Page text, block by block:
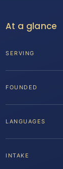
At a glance
SERVING
FOUNDED
LANGUAGES
INTAKE